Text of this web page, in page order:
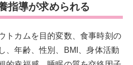
指導が求められる
トカムを目的変数、食事時刻の
、年齢、性別、BMI、身体活動